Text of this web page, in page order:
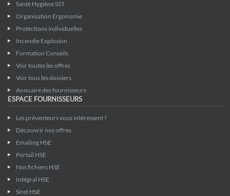
Santé Hygiène SST
Organisation Ergonomie
Protections individuelles
Incendie Explosion
Formation Conseils
Voir toutes les offres
Voir tous les dossiers
Annuaire des fournisseurs
ESPACE FOURNISSEURS
Les préventeurs vous intéressent ?
Découvrir nos offres
Emailing HSE
Portail HSE
Nos fichiers HSE
Intégral HSE
Siret HSE